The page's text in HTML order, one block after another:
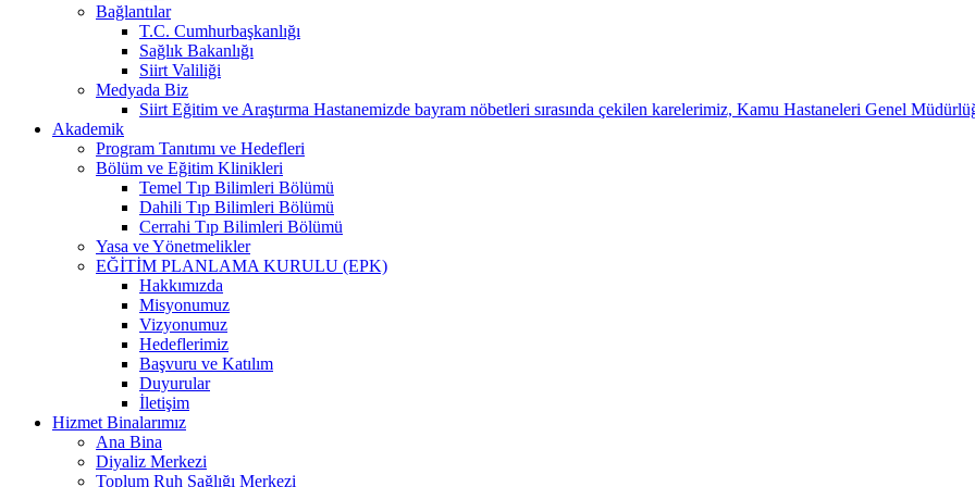
Bağlantılar
T.C. Cumhurbaşkanlığı
Sağlık Bakanlığı
Siirt Valiliği
Medyada Biz
Siirt Eğitim ve Araştırma Hastanemizde bayram nöbetleri sırasında çekilen karelerimiz, Kamu Hastaneleri Genel
Akademik
Program Tanıtımı ve Hedefleri
Bölüm ve Eğitim Klinikleri
Temel Tıp Bilimleri Bölümü
Dahili Tıp Bilimleri Bölümü
Cerrahi Tıp Bilimleri Bölümü
Yasa ve Yönetmelikler
EĞİTİM PLANLAMA KURULU (EPK)
Hakkımızda
Misyonumuz
Vizyonumuz
Hedeflerimiz
Başvuru ve Katılım
Duyurular
İletişim
Hizmet Binalarımız
Ana Bina
Diyaliz Merkezi
Toplum Ruh Sağlığı Merkezi